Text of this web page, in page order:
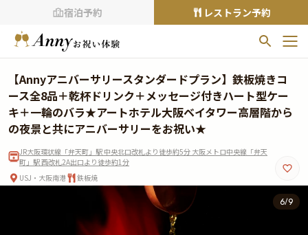
宿泊予約 レストラン予約
お気に入りプラン
お気に入りの登録がありません
プランの をクリックすることで
閲覧履歴
閲覧履歴はありません
過去に見たお店が最大10件まで表示されます。
10件を超えると、古いものから順に削除されます。
【Annyアニバーサリースタンダードプラン】鉄板焼きコ
ース全8品＋乾杯ドリンク＋メッセージ付きハート型ケー
キ＋一輪のバラ★アートホテル大阪ベイタワー高層階から
の夜景と共にアニバーサリーをお祝い★
JR大阪環状線「弁天町」駅 中央北口改札より徒歩約5分 大阪メトロ中央線「弁天
町」駅 西改札2A出口より徒歩約1分
USJ・大阪南港
鉄板焼
6/9